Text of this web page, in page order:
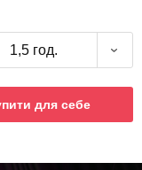
1,5 год.
для себе